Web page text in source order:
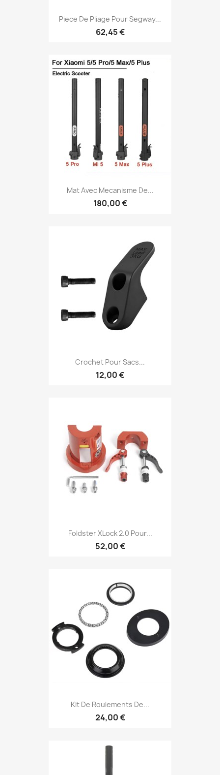
Piece De Pliage Pour Segway...
62,45 €
Mat Avec Mecanisme De...
180,00 €
Crochet Pour Sacs...
12,00 €
Foldster XLock 2.0 Pour...
52,00 €
Kit De Roulements De...
24,00 €